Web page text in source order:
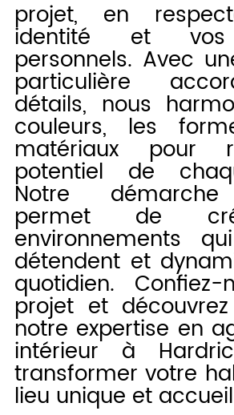
projet, en
identité et vos
personnels. Avec
particulière
détails, nous
couleurs, les
matériaux pour
potentiel de
Notre
permet de
environnements
détendent et
quotidien.
projet et
notre expertise en
intérieur à
transformer votre
lieu unique et